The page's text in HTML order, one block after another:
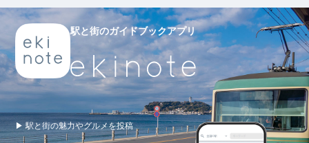
駅と街のガイドブックアプリ
▶ 駅と街の魅力やグルメを投稿